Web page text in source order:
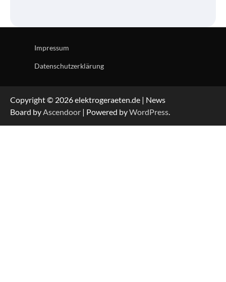
Impressum
Datenschutzerklärung
Copyright © 2026 elektrogeraeten.de | News
Board by Ascendoor | Powered byWordPress